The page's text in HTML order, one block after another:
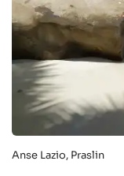
Anse Lazio, Praslin